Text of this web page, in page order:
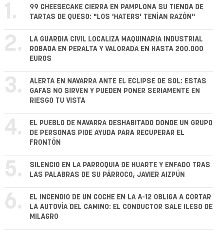
1.
99 CHEESECAKE CIERRA EN PAMPLONA SU TIENDA DE
TARTAS DE QUESO: "LOS 'HATERS' TENÍAN RAZÓN"
2.
LA GUARDIA CIVIL LOCALIZA MAQUINARIA INDUSTRIAL
ROBADA EN PERALTA Y VALORADA EN HASTA 200.000
EUROS
3.
ALERTA EN NAVARRA ANTE EL ECLIPSE DE SOL: ESTAS
GAFAS NO SIRVEN Y PUEDEN PONER SERIAMENTE EN
RIESGO TU VISTA
4.
EL PUEBLO DE NAVARRA DESHABITADO DONDE UN GRUPO
DE PERSONAS PIDE AYUDA PARA RECUPERAR EL
FRONTÓN
5.
SILENCIO EN LA PARROQUIA DE HUARTE Y ENFADO TRAS
LAS PALABRAS DE SU PÁRROCO, JAVIER AIZPÚN
6.
EL INCENDIO DE UN COCHE EN LA A-12 OBLIGA A CORTAR
LA AUTOVÍA DEL CAMINO: EL CONDUCTOR SALE ILESO DE
MILAGRO